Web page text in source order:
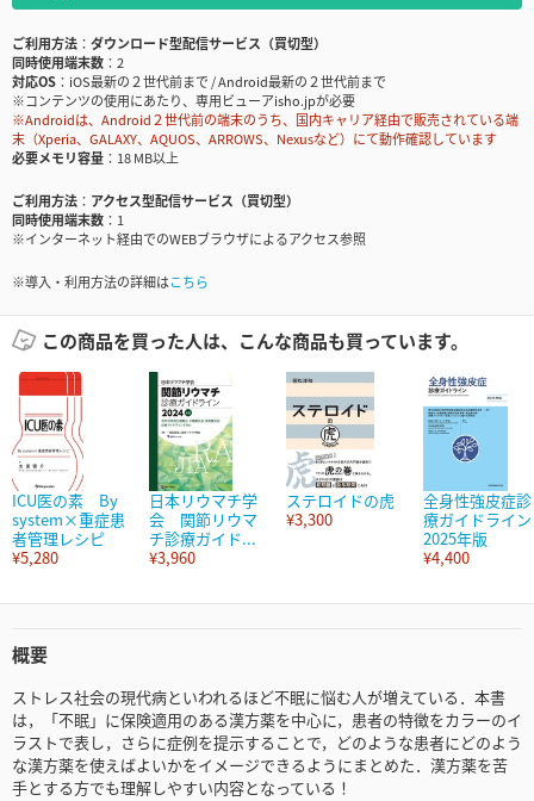
ご利用方法
ダウンロード型配信サービス（買切型）
同時使用端末数
2
対応OS
iOS最新の２世代前まで / Android最新の２世代前まで
※コンテンツの使用にあたり、専用ビューアisho.jpが必要
※Androidは、Android２世代前の端末のうち、国内キャリア経由で販売されている端
末（Xperia、GALAXY、AQUOS、ARROWS、Nexusなど）にて動作確認しています
必要メモリ容量
18 MB以上
ご利用方法
アクセス型配信サービス（買切型）
同時使用端末数
1
※インターネット経由でのWEBブラウザによるアクセス参照
※導入・利用方法の詳細はこちら
この商品を買った人は、こんな商品も買っています。
ICU医の素 By
system×重症患
者管理レシピ
¥5,280
日本リウマチ学
会 関節リウマ
チ診療ガイド...
¥3,960
ステロイドの虎
¥3,300
全身性強皮症診
療ガイドライン
2025年版
¥4,400
概要
ストレス社会の現代病といわれるほど不眠に悩む人が増えている．本書
は，「不眠」に保険適用のある漢方薬を中心に，患者の特徴をカラーのイ
ラストで表し，さらに症例を提示することで，どのような患者にどのよう
な漢方薬を使えばよいかをイメージできるようにまとめた．漢方薬を苦
手とする方でも理解しやすい内容となっている！